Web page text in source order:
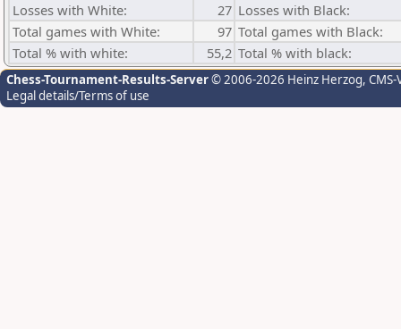
Losses with White:
27 Losses with Black:
Total games with White:
97 Total games with Black:
Total % with white:
55,2 Total % with black:
Chess-Tournament-Results-Server© 2006-2026 Heinz Herzog,
Legal details/Terms of use